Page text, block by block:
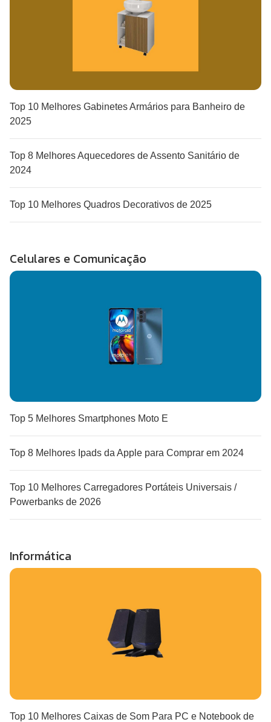
Top 10 Melhores Gabinetes Armários para Banheiro de
2025
Top 8 Melhores Aquecedores de Assento Sanitário de
2024
Top 10 Melhores Quadros Decorativos de 2025
Celulares e Comunicação
Top 5 Melhores Smartphones Moto E
Top 8 Melhores Ipads da Apple para Comprar em 2024
Top 10 Melhores Carregadores Portáteis Universais /
Powerbanks de 2026
Informática
Top 10 Melhores Caixas de Som Para PC e Notebook de